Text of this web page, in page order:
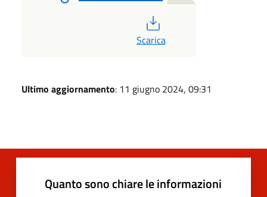
Scarica
Ultimo aggiornamento: 11 giugno 2024, 09:31
Quanto sono chiare le informazioni